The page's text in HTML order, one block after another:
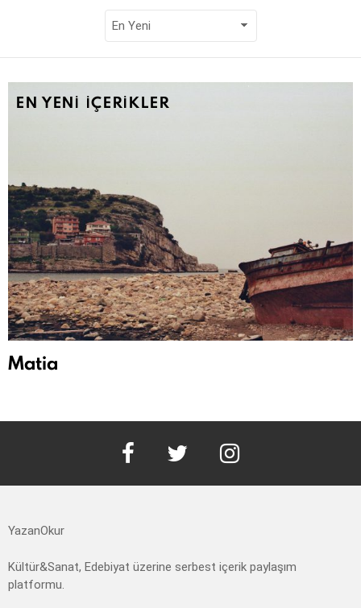
EN YENI İÇERIKLER
Matia
YazanOkur
Kültür&Sanat, Edebiyat üzerine serbest içerik paylaşım
platformu.